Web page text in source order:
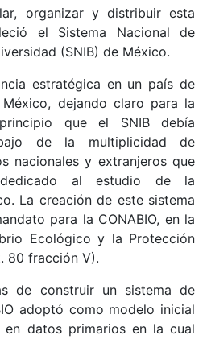
organizar y distribuir esta
el Sistema Nacional de
(SNIB) de México.
estratégica en un país de
dejando claro para la
que el SNIB debía
de la multiplicidad de
nacionales y extranjeros que
al estudio de la
La creación de este sistema
para la CONABIO, en la
Ecológico y la Protección
80 fracción V).
de construir un sistema de
adoptó como modelo inicial
en datos primarios en la cual